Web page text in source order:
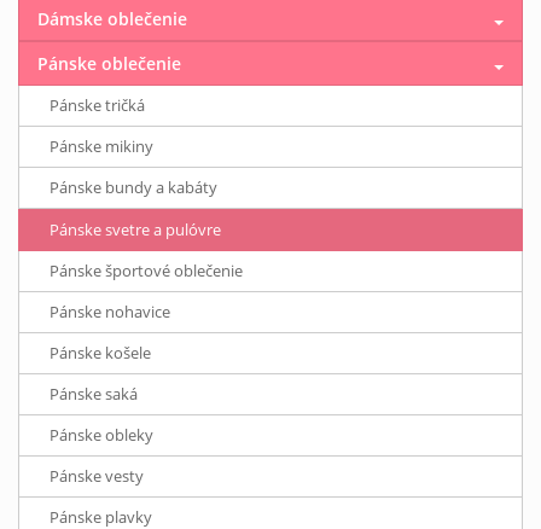
Dámske oblečenie
Pánske oblečenie
Pánske tričká
Pánske mikiny
Pánske bundy a kabáty
Pánske svetre a pulóvre
Pánske športové oblečenie
Pánske nohavice
Pánske košele
Pánske saká
Pánske obleky
Pánske vesty
Pánske plavky